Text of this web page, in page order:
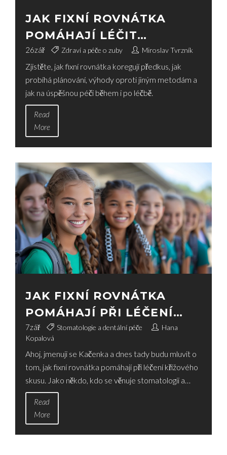
JAK FIXNÍ ROVNÁTKA
POMÁHAJÍ LÉČIT
PŘEDKUS
26zář Zdraví a péče o zuby Miroslav Tvrzník
Zjistěte, jak fixní rovnátka koregují předkus, jak
probíhá plánování, výhody oproti jiným metodám a
jak na úspěšnou péči během i po léčbě.
Read
More
JAK FIXNÍ ROVNÁTKA
POMÁHAJÍ PŘI LÉČENÍ
KŘÍŽOVÉHO SKUSU
7zář Stomatologie a dentální péče
Hana
Kopalová
Ahoj, jmenuji se Kačenka a dnes tady budu mluvit o
tom, jak fixní rovnátka pomáhají při léčení křížového
skusu. Jako někdo, kdo se věnuje stomatologii a
dentální péči, vím, jak důležitá je téma úpravy
křížového skusu. Takže pojďme se ponořit do světa
fixních rovnátek a zjistit, jak vám mohou pomoci.
Doufám, že vám to pomůže pochopit význam
Read
More